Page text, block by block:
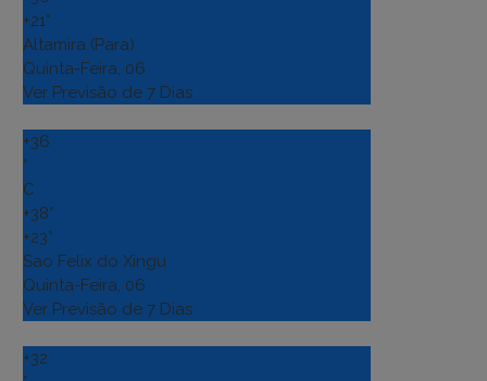
+21°
Altamira (Para)
Quinta-Feira, 06
Ver Previsão de 7 Dias
+36
°
C
+38°
+23°
Sao Felix do Xingu
Quinta-Feira, 06
Ver Previsão de 7 Dias
+32